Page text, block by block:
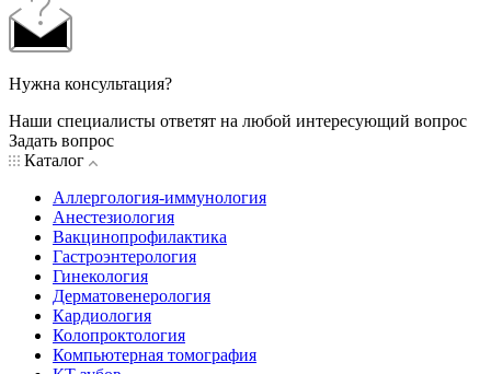
Нужна консультация?
Наши специалисты ответят на любой интересующий вопрос
Задать вопрос
Каталог
Аллергология-иммунология
Анестезиология
Вакцинопрофилактика
Гастроэнтерология
Гинекология
Дерматовенерология
Кардиология
Колопроктология
Компьютерная томография